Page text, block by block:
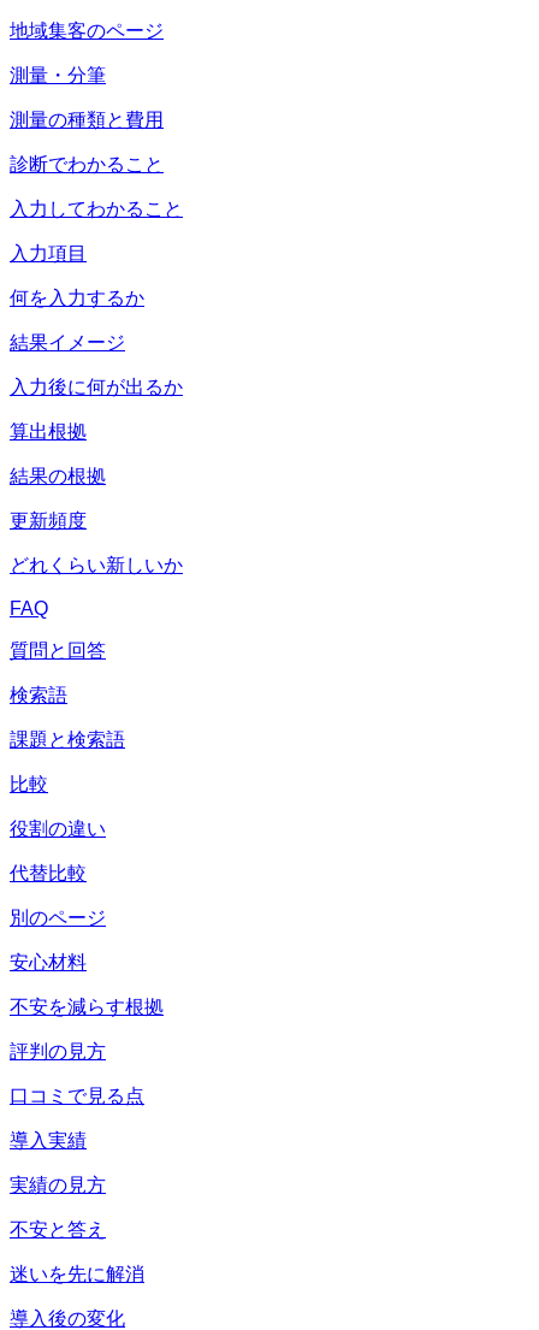
地域集客のページ
測量・分筆
測量の種類と費用
診断でわかること
入力してわかること
入力項目
何を入力するか
結果イメージ
入力後に何が出るか
算出根拠
結果の根拠
更新頻度
どれくらい新しいか
FAQ
質問と回答
検索語
課題と検索語
比較
役割の違い
代替比較
別のページ
安心材料
不安を減らす根拠
評判の見方
口コミで見る点
導入実績
実績の見方
不安と答え
迷いを先に解消
導入後の変化